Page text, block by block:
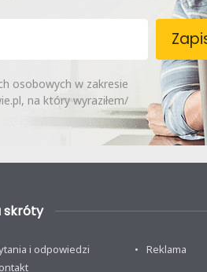
osobowych w zakresie
na który wyraziłem/
skróty
i odpowiedzi
Reklama